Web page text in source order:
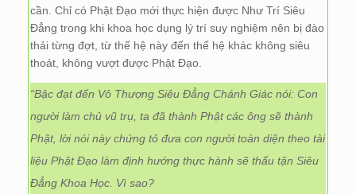
cần. Chỉ có Phật Đạo mới thực hiện được Như Trí Siêu
Đẳng trong khi khoa học dụng lý trí suy nghiệm nên bị đào
thải từng đợt, từ thế hệ này đến thế hệ khác không siêu
thoát, không vượt được Phật Đạo.
“Bậc đạt đến Vô Thượng Siêu Đẳng Chánh Giác nói: Con
người làm chủ vũ trụ, ta đã thành Phật các ông sẽ thành
Phật, lời nói này chứng tỏ đưa con người toàn diện theo tài
liệu Phật Đạo làm định hướng thực hành sẽ thấu tận Siêu
Đẳng Khoa Học. Vì sao?